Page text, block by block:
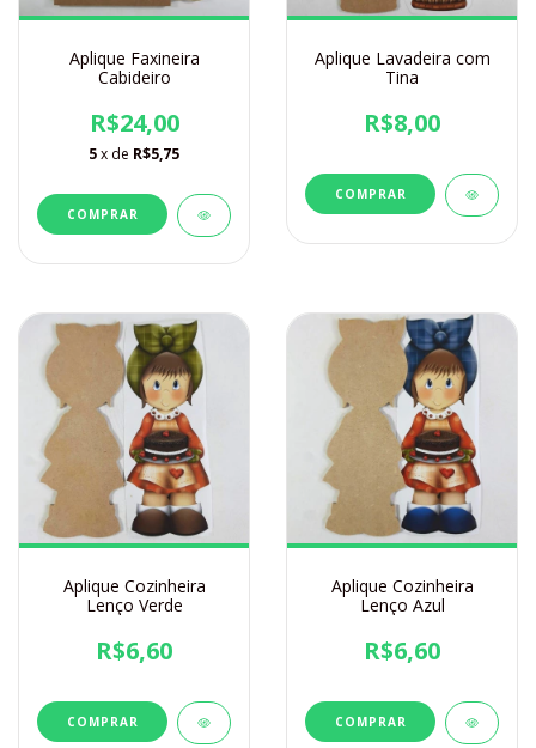
Aplique Faxineira
Cabideiro
R$24,00
5x de R$5,75
Aplique Lavadeira com
Tina
R$8,00
Aplique Cozinheira
Lenço Verde
R$6,60
Aplique Cozinheira
Lenço Azul
R$6,60